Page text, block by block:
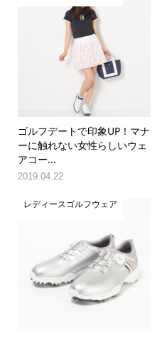
ゴルフデートで印象UP！マナ
ーに触れない女性らしいウェ
アコー...
2019.04.22
レディースゴルフウェア